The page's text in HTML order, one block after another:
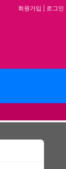
회원가입 로그인